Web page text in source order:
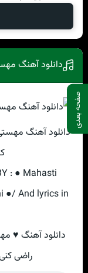
دانلود آهنگ
دانلود آهنگ
: ● Mahasti
●/ And lyrics in
دانلود آهنگ ♥
راضی
صفحه بعدی